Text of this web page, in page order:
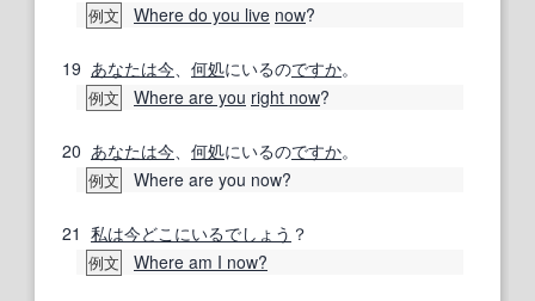
例文 Where do you live now?
19 あなたは今 何処にいるのですか。
例文 Where are you right now?
20 あなたは今 何処にいるのですか。
例文 Where are you now?
21 私は今どこにいるでしょう ？
例文 Where am I now?